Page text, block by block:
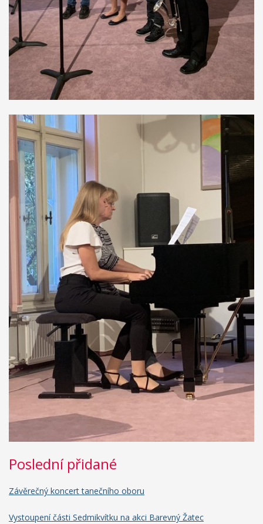
Poslední přidané
Závěrečný koncert tanečního oboru
Vystoupení části Sedmikvítku na akci Barevný Žatec